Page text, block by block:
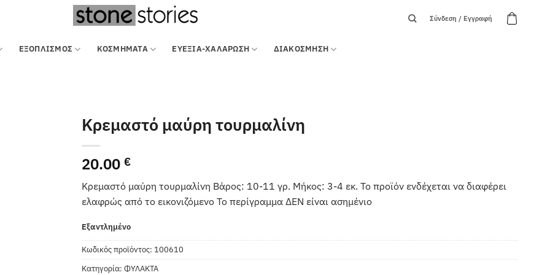
Σύνδεση / Εγγραφή
ΕΞΟΠΛΙΣΜΌΣ ΚΟΣΜΗΜΑΤΑ ΕΥΕΞΙΑ-ΧΑΛΑΡΩΣΗ ΔΙΑΚΟΣΜΗΣΗ
Κρεμαστό μαύρη τουρμαλίνη
20.00 €
Κρεμαστό μαύρη τουρμαλίνη Βάρος: 10-11 γρ. Μήκος: 3-4 εκ. Το προϊόν ενδέχεται να διαφέρει
ελαφρώς από το εικονιζόμενο Το περίγραμμα ΔΕΝ είναι ασημένιο
Εξαντλημένο
Κωδικός προϊόντος: 100610
Κατηγορία:ΦΥΛΑΚΤΑ